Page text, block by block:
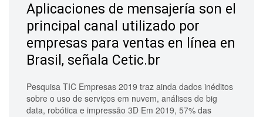
Aplicaciones de mensajería son el
principal canal utilizado por
empresas para ventas en línea en
Brasil, señala Cetic.br
Pesquisa TIC Empresas 2019 traz ainda dados inéditos
sobre o uso de serviços em nuvem, análises de big
data, robótica e impressão 3D Em 2019, 57% das